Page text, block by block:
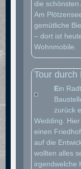
die
Am
gemütliche
– dort ist
Wohnmobile.
Tour durch
Ein
zurück
Wedding.
einen
auf die
wollten alles
irgendwelche